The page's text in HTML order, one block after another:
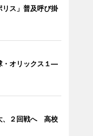
リス」普及呼び掛
・オリックス１―
、２回戦へ 高校